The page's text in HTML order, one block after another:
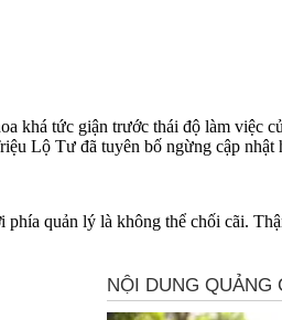
khá tức giận trước thái độ làm việc
Lộ Tư đã tuyên bố ngừng cập
quản lý là không thể chối cãi.